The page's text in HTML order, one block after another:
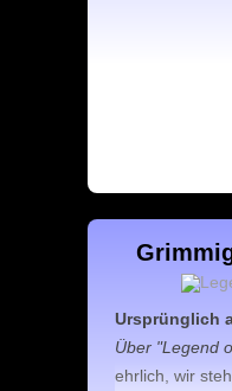
Ursprünglich
Über "Legend
ehrlich, wir